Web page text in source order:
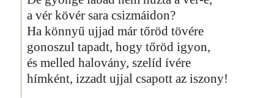
a vér kövér sara csizmáidon?
Ha könnyű ujjad már tőröd tövére
gonoszul tapadt, hogy tőröd igyon,
és melled halovány, szelíd ívére
hímként, izzadt ujjal csapott az iszony!